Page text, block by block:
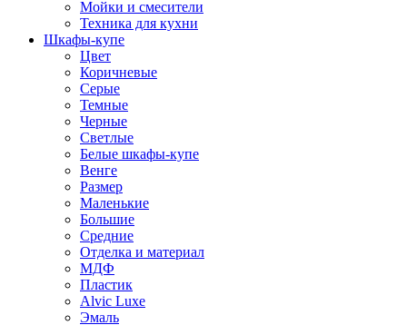
Мойки и смесители
Техника для кухни
Шкафы-купе
Цвет
Коричневые
Серые
Темные
Черные
Светлые
Белые шкафы-купе
Венге
Размер
Маленькие
Большие
Средние
Отделка и материал
МДФ
Пластик
Alvic Luxe
Эмаль